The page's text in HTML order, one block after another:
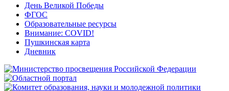
День Великой Победы
ФГОС
Образовательные ресурсы
Внимание: COVID!
Пушкинская карта
Дневник